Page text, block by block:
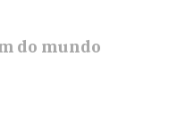
do mundo